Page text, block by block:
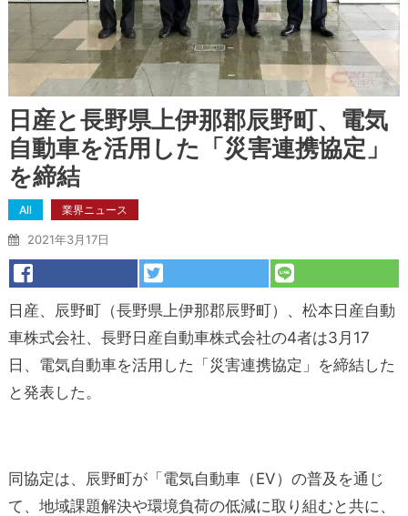
日産と長野県上伊那郡辰野町、電気
自動車を活用した「災害連携協定」
を締結
All 業界ニュース
2021年3月17日
日産、辰野町（長野県上伊那郡辰野町）、松本日産自動
車株式会社、長野日産自動車株式会社の4者は3月17
日、電気自動車を活用した「災害連携協定」を締結した
と発表した。
同協定は、辰野町が「電気自動車（EV）の普及を通じ
て、地域課題解決や環境負荷の低減に取り組むと共に、